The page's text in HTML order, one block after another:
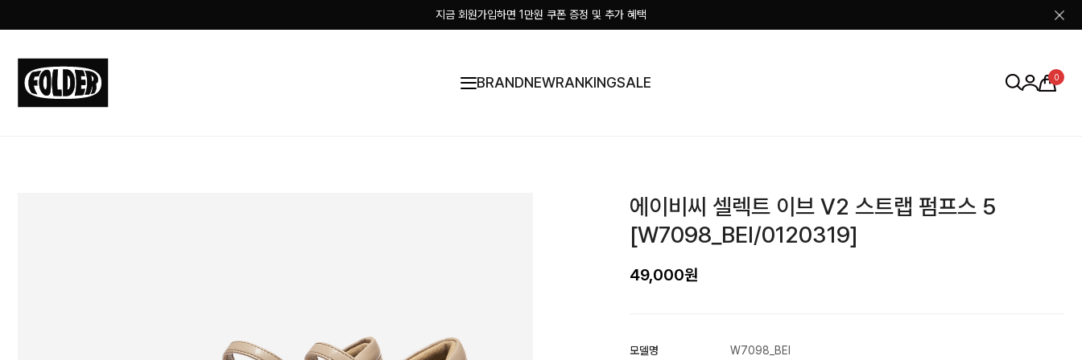
지금 회원가입하면 1만원 쿠폰 증정 및 추가 혜택
BRANDNEWRANKINGSALE 0
에이비씨 셀렉트 이브 V2 스트랩 펌프스 5
[W7098_BEI/0120319]
49,000원
모델명 W7098_BEI